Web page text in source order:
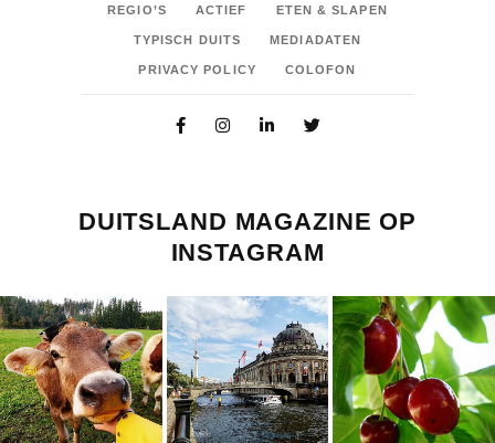
REGIO’S ACTIEF ETEN & SLAPEN
TYPISCH DUITS MEDIADATEN
PRIVACY POLICY COLOFON
DUITSLAND MAGAZINE OP
INSTAGRAM